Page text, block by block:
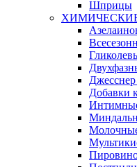
Шприцы
Добавки